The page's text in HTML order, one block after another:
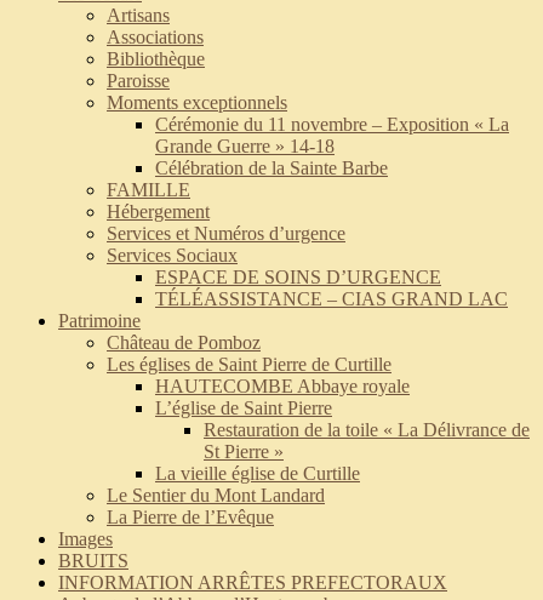
Artisans
Associations
Bibliothèque
Paroisse
Moments exceptionnels
Cérémonie du 11 novembre – Exposition « La
Grande Guerre » 14-18
Célébration de la Sainte Barbe
FAMILLE
Hébergement
Services et Numéros d’urgence
Services Sociaux
ESPACE DE SOINS D’URGENCE
TÉLÉASSISTANCE – CIAS GRAND LAC
Patrimoine
Château de Pomboz
Les églises de Saint Pierre de Curtille
HAUTECOMBE Abbaye royale
L’église de Saint Pierre
Restauration de la toile « La Délivrance de
St Pierre »
La vieille église de Curtille
Le Sentier du Mont Landard
La Pierre de l’Evêque
Images
BRUITS
INFORMATION ARRÊTES PREFECTORAUX